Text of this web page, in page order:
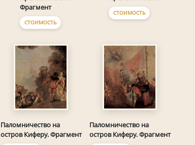
Фрагмент
СТОИМОСТЬ
СТОИМОСТЬ
Паломничество на
остров Киферу. Фрагмент
Паломничество на
остров Киферу. Фрагмент